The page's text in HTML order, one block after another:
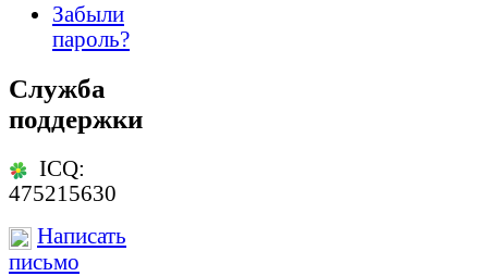
Забыли
пароль?
Служба
поддержки
ICQ:
475215630
Написать
письмо